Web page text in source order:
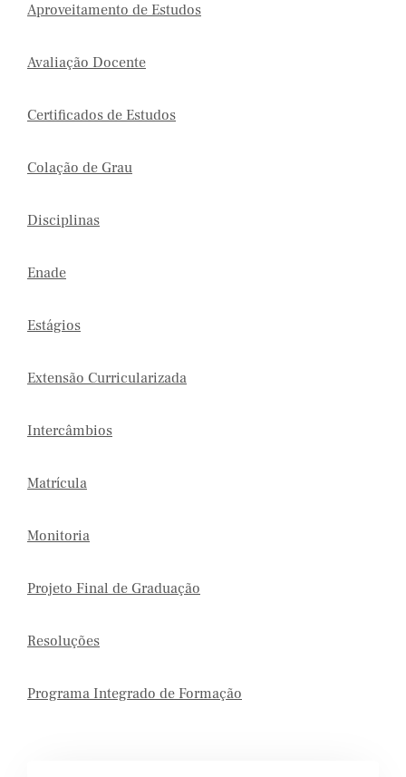
Aproveitamento de Estudos
Avaliação Docente
Certificados de Estudos
Colação de Grau
Disciplinas
Enade
Estágios
Extensão Curricularizada
Intercâmbios
Matrícula
Monitoria
Projeto Final de Graduação
Resoluções
Programa Integrado de Formação